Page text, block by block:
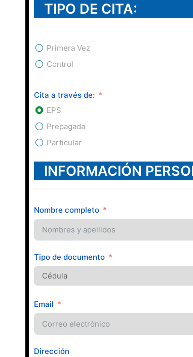
TIPO DE CITA:
Primera Vez
Control
Cita a través de:
EPS
Prepagada
Particular
INFORMACIÓN
Nombre completo
Tipo de documento
Email
Dirección